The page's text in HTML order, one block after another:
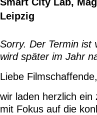
Leipzig
Sorry. Der Termin ist
wird später im Jahr
Liebe Filmschaffende,
wir laden herzlich ein
mit Fokus auf die